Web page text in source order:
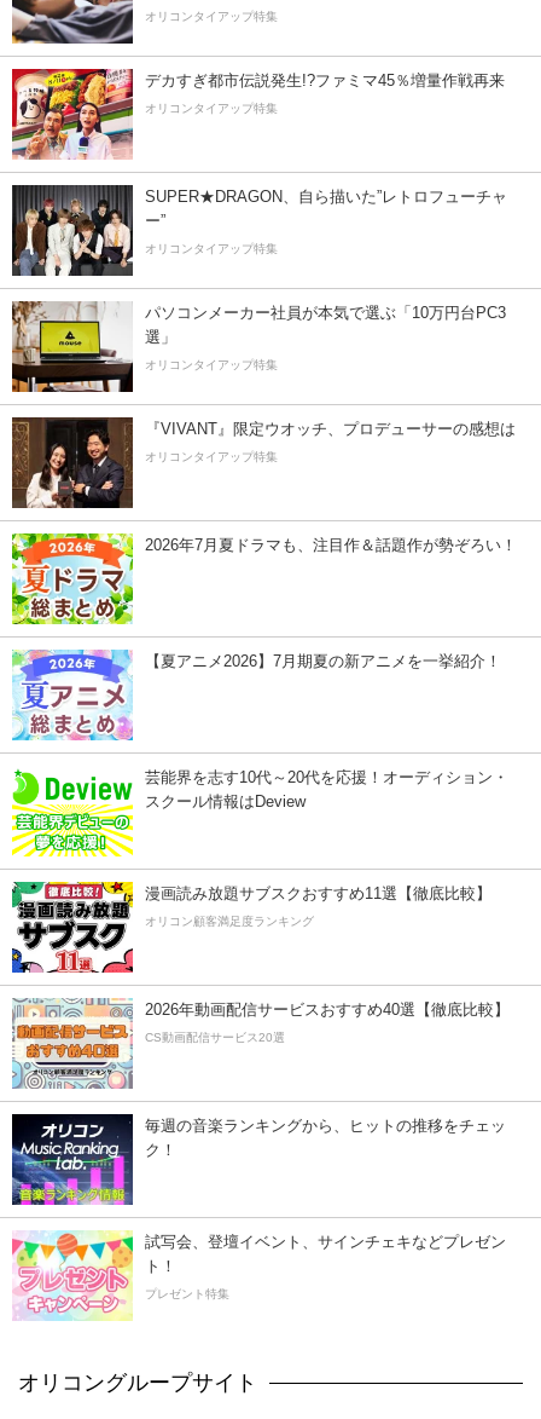
オリコンタイアップ特集
デカすぎ都市伝説発生!?ファミマ45％増量作戦再来
オリコンタイアップ特集
SUPER★DRAGON、自ら描いた”レトロフューチャ
ー”
オリコンタイアップ特集
パソコンメーカー社員が本気で選ぶ「10万円台PC3
選」
オリコンタイアップ特集
『VIVANT』限定ウオッチ、プロデューサーの感想は
オリコンタイアップ特集
2026年7月夏ドラマも、注目作＆話題作が勢ぞろい！
【夏アニメ2026】7月期夏の新アニメを一挙紹介！
芸能界を志す10代～20代を応援！オーディション・
スクール情報はDeview
漫画読み放題サブスクおすすめ11選【徹底比較】
オリコン顧客満足度ランキング
2026年動画配信サービスおすすめ40選【徹底比較】
CS動画配信サービス20選
毎週の音楽ランキングから、ヒットの推移をチェッ
ク！
試写会、登壇イベント、サインチェキなどプレゼン
ト！
プレゼント特集
オリコングループサイト